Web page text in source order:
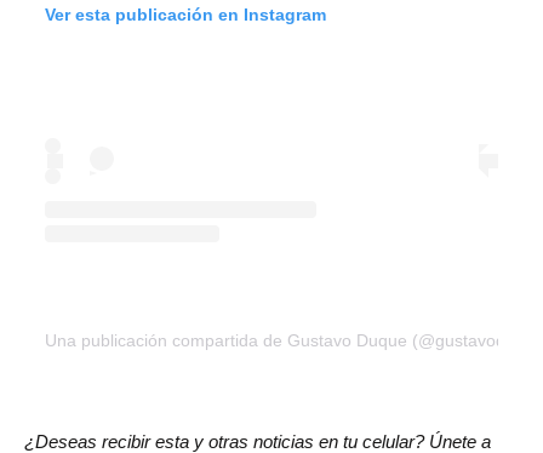
Ver esta publicación en Instagram
Una publicación compartida de Gustavo Duque
¿Deseas recibir esta y otras noticias en tu celular? Únete a